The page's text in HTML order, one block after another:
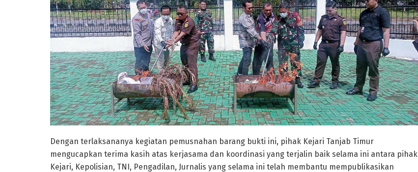
Dengan terlaksananya kegiatan pemusnahan barang bukti ini, pihak Kejari Tanjab Timur
mengucapkan terima kasih atas kerjasama dan koordinasi yang terjalin baik selama ini antara pihak
Kejari, Kepolisian, TNI, Pengadilan, Jurnalis yang selama ini telah membantu mempublikasikan